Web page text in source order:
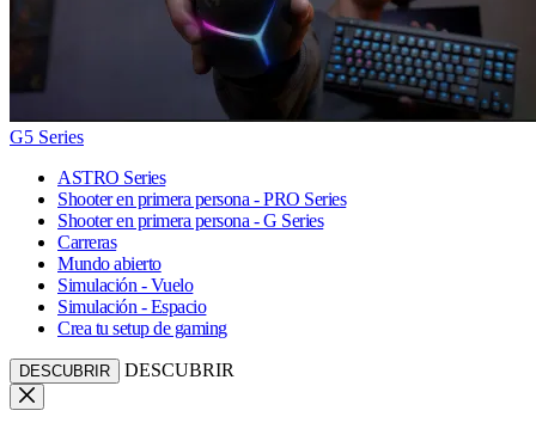
G5 Series
ASTRO Series
Shooter en primera persona - PRO Series
Shooter en primera persona - G Series
Carreras
Mundo abierto
Simulación - Vuelo
Simulación - Espacio
Crea tu setup de gaming
DESCUBRIR DESCUBRIR